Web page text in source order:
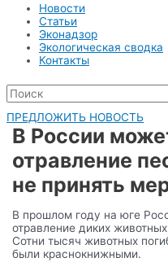
Новости
Статьи
Эконадзор
Экологическая сводка
Контакты
ПРЕДЛОЖИТЬ НОВОСТЬ
В России
отравление
не принять
В прошлом году на юге
отравление диких
Сотни тысяч животных
были краснокнижными.